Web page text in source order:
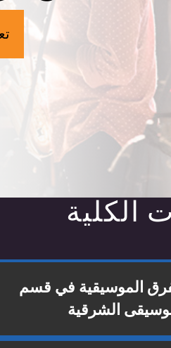
الكلية
الموسيقية في قسم
الشرقية